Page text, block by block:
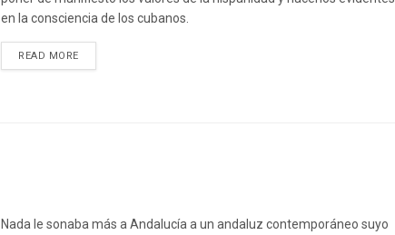
en la consciencia de los cubanos.
READ MOREDETAILS
Nada le sonaba más a Andalucía a un andaluz contemporáneo suyo